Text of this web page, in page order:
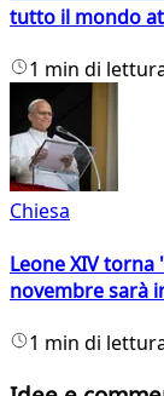
tutto il mondo
1 min di
Chiesa
Leone XIV
novembre sarà
1 min di